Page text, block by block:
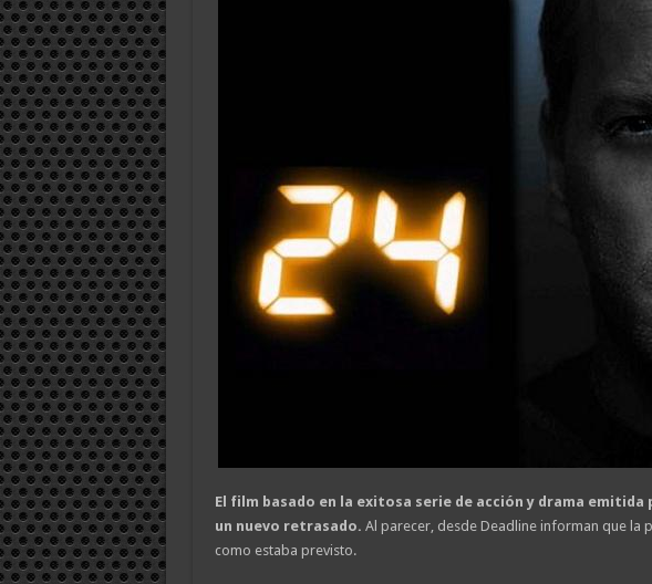
El film basado en la exitosa serie de acción y drama emitida
un nuevo retrasado. Al parecer, desde Deadline informan que la
como estaba previsto.